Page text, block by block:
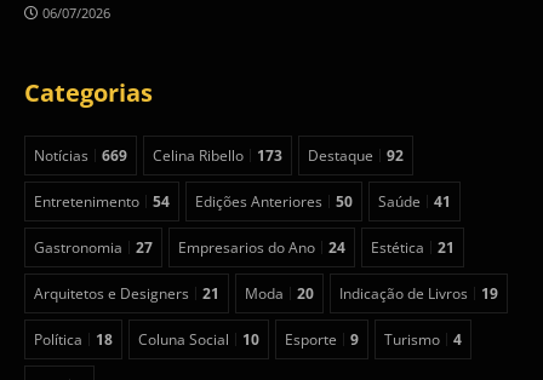
06/07/2026
Categorias
Notícias 669 Celina Ribello 173 Destaque 92
Entretenimento 54 Edições Anteriores 50 Saúde 41
Gastronomia 27 Empresarios do Ano 24 Estética 21
Arquitetos e Designers 21 Moda 20 Indicação de Livros 19
Política 18 Coluna Social 10 Esporte 9 Turismo 4